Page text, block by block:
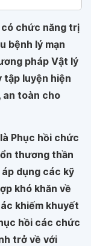
chức năng trị
bệnh lý mạn
pháp Vật lý
tập luyện hiện
an toàn cho
Phục hồi chức
thương thần
dụng các kỹ
khó khăn về
khiếm khuyết
hồi các chức
trở về với